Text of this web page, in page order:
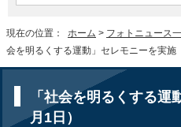
現在の位置： ホーム > フォトニュース
会を明るくする運動」セレモニーを実施
「社会を明るくする
月1日）